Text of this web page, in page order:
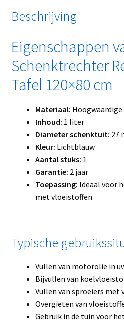
Beschrijving
Eigenschappen
Schenktrechter
Tafel 120×80 cm
Materiaal:
Inhoud: 1 liter
Diameter schenktuit: 27
Kleur: Lichtblauw
Aantal stuks: 1
Garantie: 2 jaar
Toepassing: Ideaal voor
met vloeistoffen
Typische
Vullen van motorolie in
Bijvullen van
Vullen van sproeiers met
Overgieten van
Gebruik in de tuin voor